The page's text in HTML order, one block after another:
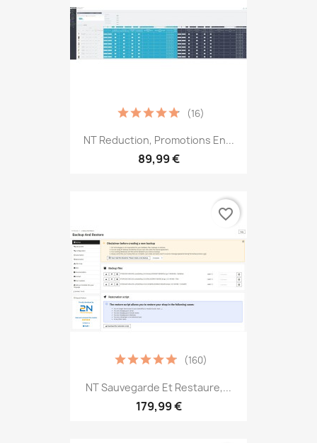
NT Reduction, Promotions En...
89,99 €
(16)
NT Sauvegarde Et Restaure,...
179,99 €
(160)
favorite_border